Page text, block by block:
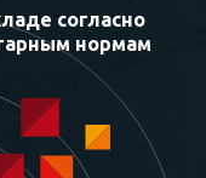
согласно
нормам